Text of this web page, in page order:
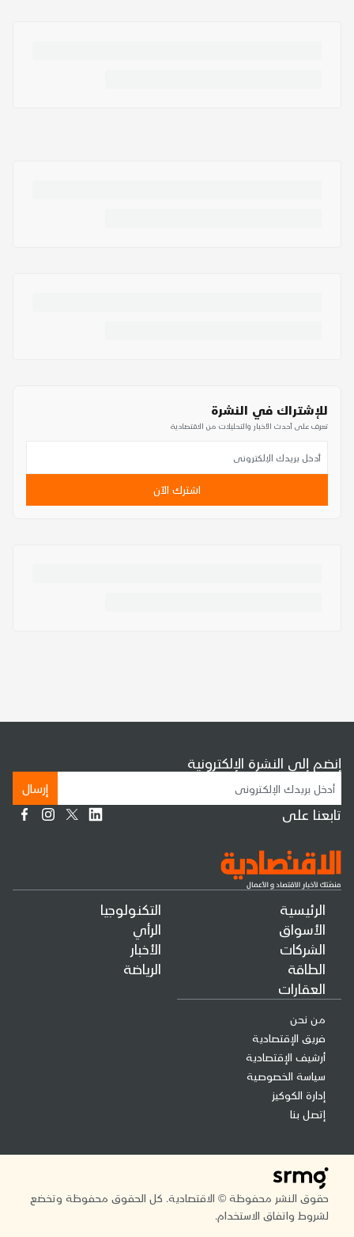
للإشتراك في النشرة
تعرف على أحدث الأخبار والتحليلات من الاقتصادية
اشترك الآن
الرئيسية
الأسواق
الشركات
الطاقة
العقارات
التكنولوجيا
الرأي
الأخبار
الرياضة
من نحن
فريق الإقتصادية
أرشيف الإقتصادية
سياسة الخصوصية
إدارة الكوكيز
إتصل بنا
إنضم إلى النشرة الإلكترونية
إرسال
تابعنا على
حقوق النشر محفوظة © الاقتصادية. كل الحقوق محفوظة وتخضع
لشروط واتفاق الاستخدام.